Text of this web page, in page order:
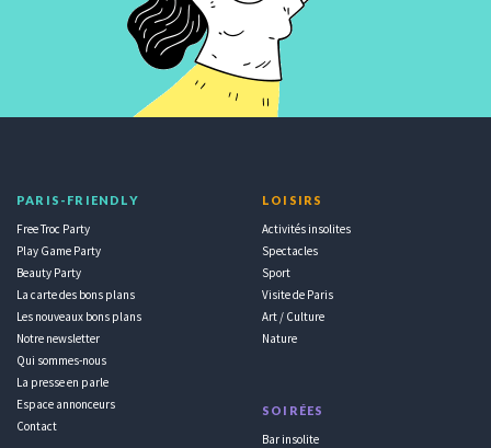
PARIS-FRIENDLY
Free Troc Party
Play Game Party
Beauty Party
La carte des bons plans
Les nouveaux bons plans
Notre newsletter
Qui sommes-nous
La presse en parle
Espace annonceurs
Contact
LOISIRS
Activités insolites
Spectacles
Sport
Visite de Paris
Art / Culture
Nature
SOIRÉES
Bar insolite